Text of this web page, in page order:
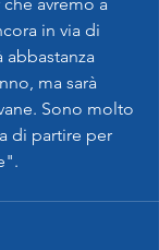
in via di
abbastanza
ma sarà
Sono molto
di partire per